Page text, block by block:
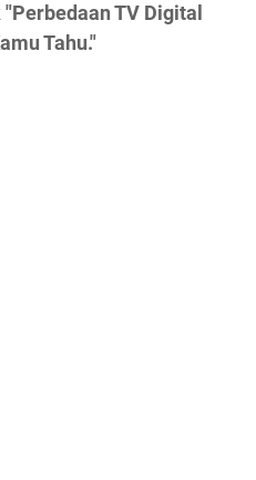
TV Digital
Tahu."